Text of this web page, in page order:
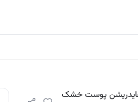
هایدریشن پوست خشک